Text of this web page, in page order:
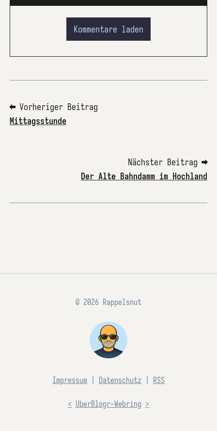
Kommentare laden
⬅ Vorheriger Beitrag
Mittagsstunde
Nächster Beitrag ➡
Der Alte Bahndamm im Hochland
© 2026 Rappelsnut
Impressum Datenschutz RSS
< UberBlogr-Webring >